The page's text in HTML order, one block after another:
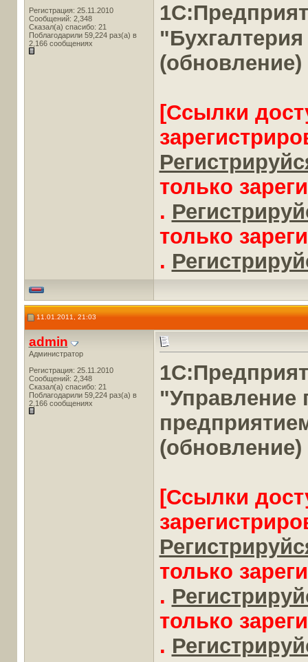
Регистрация: 25.11.2010
Сообщений: 2,348
Сказал(а) спасибо: 21
Поблагодарили 59,224 раз(а) в
2,166 сообщениях
[Ссылки
только
.
только
.
11.01.2011, 21:03
admin
Администратор
Регистрация: 25.11.2010
Сообщений: 2,348
Сказал(а) спасибо: 21
Поблагодарили 59,224 раз(а) в
2,166 сообщениях
"Управление
[Ссылки
только
.
только
.